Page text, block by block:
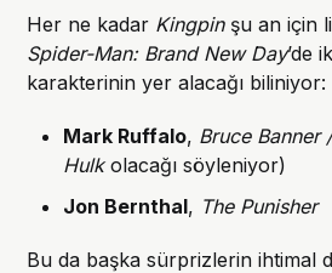
Her ne kadar Kingpin şu an için
Spider-Man: Brand New Day’de
karakterinin yer alacağı biliniyor:
Mark Ruffalo, Bruce Banner
Hulkolacağı söyleniyor)
Jon Bernthal, The Punisher
Bu da başka sürprizlerin ihtimal